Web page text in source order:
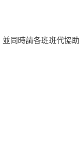
同時請各班班代協助